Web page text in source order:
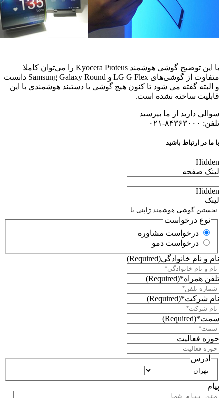
با این توضیح گوشی هوشمند Kyocera Proteus را می‌توان کاملا
متفاوت از گوشی‌های LG G Flex و Samsung Galaxy Round دانست
و البته گفته می شود تا کنون هیچ گوشی یا دستبند هوشمندی با این
قابلیت ساخته نشده است.
سوالی دارید از ما بپرسید
تلفن: ۸۴۳۶۳۰۰۰-۰۲۱
با ما در ارتباط باشید
Hidden
لینک صفحه
Hidden
لینک
نوع درخواست
درخواست مشاوره
درخواست دمو
نام و نام خانوادگی(Required)
تلفن همراه*(Required)
نام شرکت*(Required)
سمت*(Required)
حوزه فعالیت
آدرس
استان
پیام